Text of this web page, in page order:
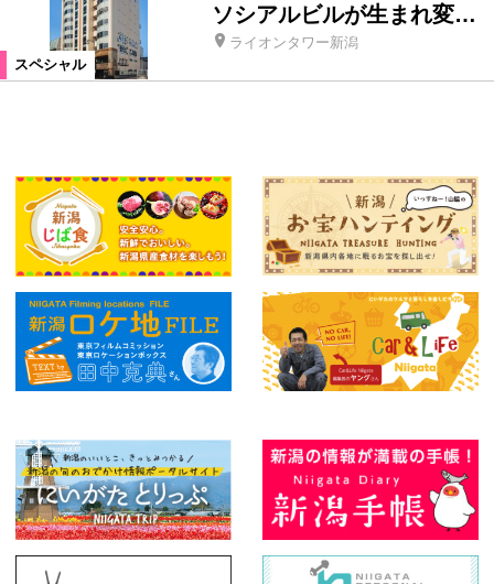
スペシャル
ソシアルビルが生まれ変…
ライオンタワー新潟